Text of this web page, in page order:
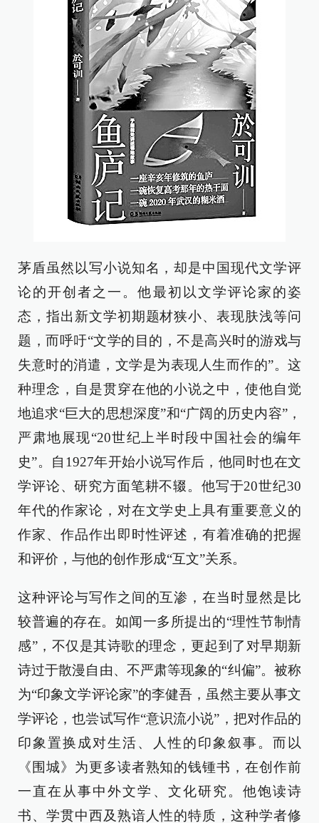
茅盾虽然以写小说知名，却是中国现代文学评
论的开创者之一。他最初以文学评论家的姿
态，指出新文学初期题材狭小、表现肤浅等问
题，而呼吁“文学的目的，不是高兴时的游戏与
失意时的消遣，文学是为表现人生而作的”。这
种理念，自是贯穿在他的小说之中，使他自觉
地追求“巨大的思想深度”和“广阔的历史内容”，
严肃地展现“20世纪上半时段中国社会的编年
史”。自1927年开始小说写作后，他同时也在文
学评论、研究方面笔耕不辍。他写于20世纪30
年代的作家论，对在文学史上具有重要意义的
作家、作品作出即时性评述，有着准确的把握
和评价，与他的创作形成“互文”关系。
这种评论与写作之间的互渗，在当时显然是比
较普遍的存在。如闻一多所提出的“理性节制情
感”，不仅是其诗歌的理念，更起到了对早期新
诗过于散漫自由、不严肃等现象的“纠偏”。被称
为“印象文学评论家”的李健吾，虽然主要从事文
学评论，也尝试写作“意识流小说”，把对作品的
印象置换成对生活、人性的印象叙事。而以
《围城》为更多读者熟知的钱锺书，在创作前
一直在从事中外文学、文化研究。他饱读诗
书、学贯中西及熟谙人性的特质，这种学者修